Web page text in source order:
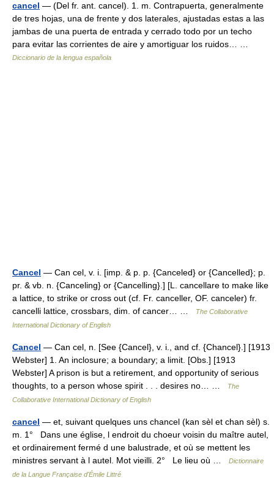
cancel — (Del fr. ant. cancel). 1. m. Contrapuerta, generalmente
de tres hojas, una de frente y dos laterales, ajustadas estas a las
jambas de una puerta de entrada y cerrado todo por un techo
para evitar las corrientes de aire y amortiguar los ruidos… …
Diccionario de la lengua española
Cancel — Can cel, v. i. [imp. & p. p. {Canceled} or {Cancelled}; p.
pr. & vb. n. {Canceling} or {Cancelling}.] [L. cancellare to make like
a lattice, to strike or cross out (cf. Fr. canceller, OF. canceler) fr.
cancelli lattice, crossbars, dim. of cancer… …
The Collaborative
International Dictionary of English
Cancel — Can cel, n. [See {Cancel}, v. i., and cf. {Chancel}.] [1913
Webster] 1. An inclosure; a boundary; a limit. [Obs.] [1913
Webster] A prison is but a retirement, and opportunity of serious
thoughts, to a person whose spirit . . . desires no… …
The
Collaborative International Dictionary of English
cancel — et, suivant quelques uns chancel (kan sèl et chan sèl) s.
m. 1° Dans une église, l endroit du choeur voisin du maître autel,
et ordinairement fermé d une balustrade, et où se mettent les
ministres servant à l autel. Mot vieilli. 2° Le lieu où …
Dictionnaire
de la Langue Française d'Émile Littré